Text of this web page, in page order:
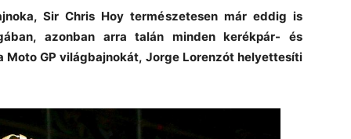
Sir Chris Hoy természetesen már eddig is
azonban arra talán minden kerékpár- és
GP világbajnokát, Jorge Lorenzót helyettesíti